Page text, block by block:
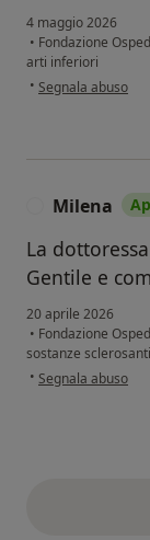
4 maggio 2026
• Fondazione
arti inferiori
• secondo
Segnala abuso
Milena
La
Gentile e
20 aprile 2026
• Fondazione
sostanze sclerosanti
• secondo
Segnala abuso